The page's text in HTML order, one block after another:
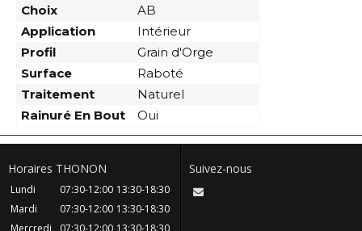
Choix
AB
Application
Intérieur
Profil
Grain d'Orge
Surface
Raboté
Traitement
Naturel
Rainuré En Bout
Oui
Horaires THONON
Lundi 07:30-12:00 13:30-18:30
Mardi
07:30-12:00 13:30-18:30
Mercredi
07:30-12:00 13:30-18:30
Suivez-nous